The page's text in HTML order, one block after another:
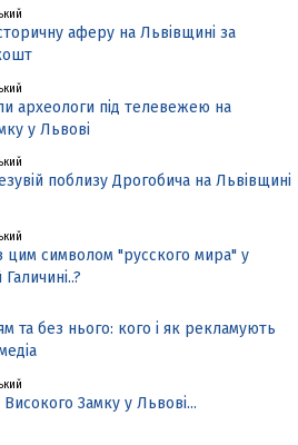
аферу на Львівщині за
археологи під телевежею на
у Львові
поблизу Дрогобича на Львівщині
цим символом "русского мира" у
та без нього: кого і як рекламують
Високого Замку у Львові...